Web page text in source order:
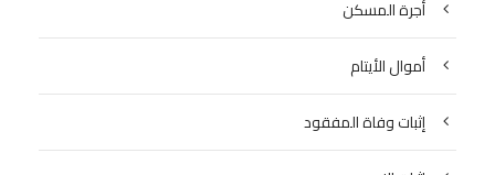
أجرة المسكن
أموال الأيتام
إثبات وفاة المفقود